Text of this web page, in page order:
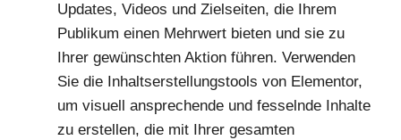
Updates, Videos und Zielseiten, die Ihrem
Publikum einen Mehrwert bieten und sie zu
Ihrer gewünschten Aktion führen. Verwenden
Sie die Inhaltserstellungstools von Elementor,
um visuell ansprechende und fesselnde Inhalte
zu erstellen, die mit Ihrer gesamten